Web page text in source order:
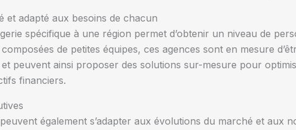
et adapté aux besoins de chacun
spécifique à une région permet d’obtenir un niveau de
de petites équipes, ces agences sont en mesure
peuvent ainsi proposer des solutions sur-mesure pour
financiers.
également s’adapter aux évolutions du marché et aux